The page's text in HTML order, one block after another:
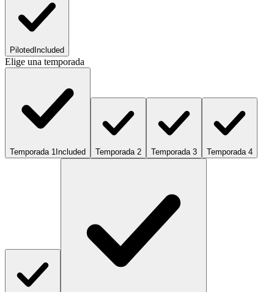
Piloted Included
Elige una temporada
Temporada 1 Included Temporada 2 Temporada 3 Temporada 4